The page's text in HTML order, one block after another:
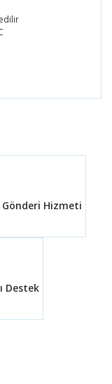
Gönderi Hizmeti
Destek